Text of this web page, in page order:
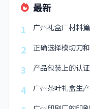
最新
1
广州礼盒厂材料
2 正确选择模切刀
3 产品包装上的认
4 广州茶叶礼盒生